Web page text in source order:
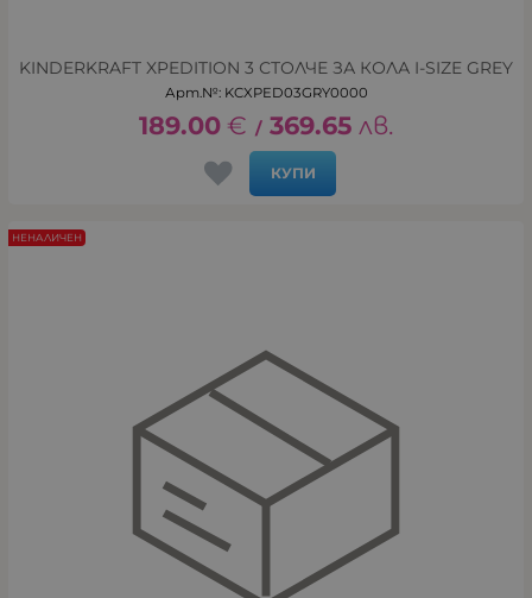
KINDERKRAFT XPEDITION 3 СТОЛЧЕ ЗА КОЛА I-SIZE GREY
Арт.№: KCXPED03GRY0000
189.00 € / 369.65 лв.
КУПИ
НЕНАЛИЧЕН